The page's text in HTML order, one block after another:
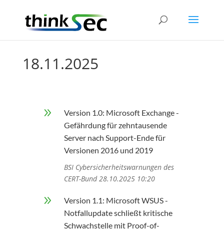
18.11.2025
9
Version 1.0: Microsoft Exchange -
Gefährdung für zehntausende
Server nach Support-Ende für
Versionen 2016 und 2019
BSI Cybersicherheitswarnungen des
CERT-Bund 28.10.2025 10:20
9
Version 1.1: Microsoft WSUS -
Notfallupdate schließt kritische
Schwachstelle mit Proof-of-